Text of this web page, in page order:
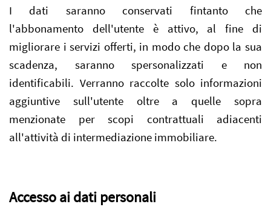
I dati saranno conservati fintanto che
l'abbonamento dell'utente è attivo, al fine di
migliorare i servizi offerti, in modo che dopo la sua
scadenza, saranno spersonalizzati e non
identificabili. Verranno raccolte solo informazioni
aggiuntive sull'utente oltre a quelle sopra
menzionate per scopi contrattuali adiacenti
all'attività di intermediazione immobiliare.
Accesso ai dati personali